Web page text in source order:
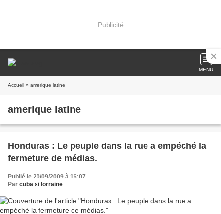
Publicité
MENU
Accueil » amerique latine
amerique latine
Honduras : Le peuple dans la rue a empéché la
fermeture de médias.
Publié le 20/09/2009 à 16:07
Par cuba si lorraine